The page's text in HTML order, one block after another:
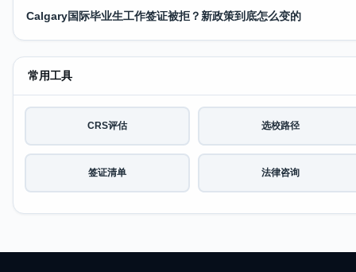
Calgary国际毕业生工作签证被拒？新政策到底怎么变的
常用工具
CRS评估 选校路径
签证清单 法律咨询